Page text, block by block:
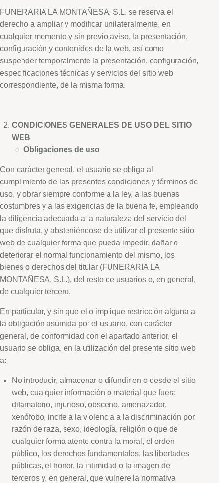
FUNERARIA LA MONTAÑESA, S.L. se reserva el
derecho a ampliar y modificar unilateralmente, en
cualquier momento y sin previo aviso, la presentación,
configuración y contenidos de la web, así como
suspender temporalmente la presentación, configuración,
especificaciones técnicas y servicios del sitio web
correspondiente, de la misma forma.
CONDICIONES GENERALES DE USO DEL SITIO
WEB
Obligaciones de uso
Con carácter general, el usuario se obliga al
cumplimiento de las presentes condiciones y términos de
uso, y obrar siempre conforme a la ley, a las buenas
costumbres y a las exigencias de la buena fe, empleando
la diligencia adecuada a la naturaleza del servicio del
que disfruta, y absteniéndose de utilizar el presente sitio
web de cualquier forma que pueda impedir, dañar o
deteriorar el normal funcionamiento del mismo, los
bienes o derechos del titular (FUNERARIA LA
MONTAÑESA, S.L.), del resto de usuarios o, en general,
de cualquier tercero.
En particular, y sin que ello implique restricción alguna a
la obligación asumida por el usuario, con carácter
general, de conformidad con el apartado anterior, el
usuario se obliga, en la utilización del presente sitio web
a:
No introducir, almacenar o difundir en o desde el sitio
web, cualquier información o material que fuera
difamatorio, injurioso, obsceno, amenazador,
xenófobo, incite a la violencia a la discriminación por
razón de raza, sexo, ideología, religión o que de
cualquier forma atente contra la moral, el orden
público, los derechos fundamentales, las libertades
públicas, el honor, la intimidad o la imagen de
terceros y, en general, que vulnere la normativa